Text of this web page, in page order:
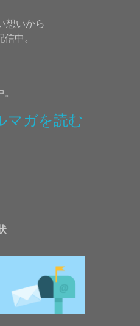
想いから
中。
マガを読む